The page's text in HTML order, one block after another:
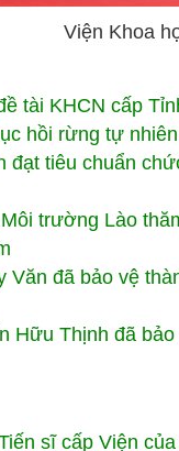
Viện Khoa
tài KHCN cấp
hồi rừng tự
đạt tiêu chuẩn
trường Lào
Văn đã bảo vệ
Hữu Thịnh đã
sĩ cấp Viện